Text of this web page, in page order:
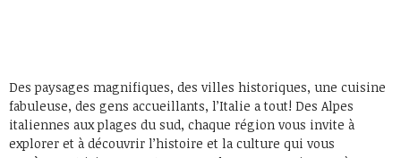
Des paysages magnifiques, des villes historiques, une cuisine
fabuleuse, des gens accueillants, l’Italie a tout! Des Alpes
italiennes aux plages du sud, chaque région vous invite à
explorer et à découvrir l’histoire et la culture qui vous